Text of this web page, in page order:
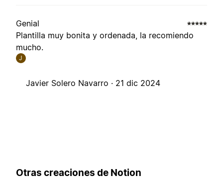
Genial
Plantilla muy bonita y ordenada, la recomiendo
mucho.
J
Javier Solero Navarro · 21 dic 2024
Otras creaciones de Notion